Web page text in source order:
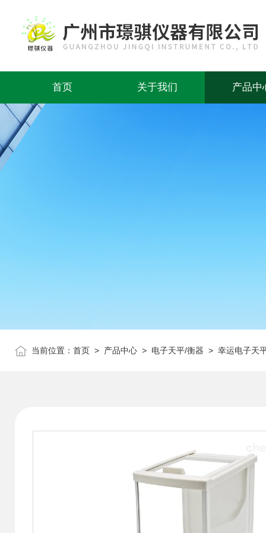
首页 关于我们 产品中
当前位置： 首页 > 产品中心 > 电子天平/衡器 > 幸运电子天